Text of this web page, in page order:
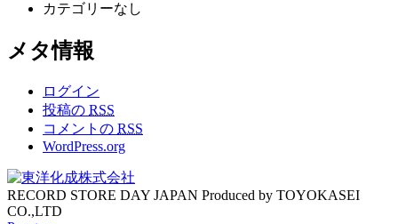
カテゴリーなし
メタ情報
ログイン
投稿の RSS
コメントの RSS
WordPress.org
RECORD STORE DAY JAPAN Produced by TOYOKASEI
CO.,LTD